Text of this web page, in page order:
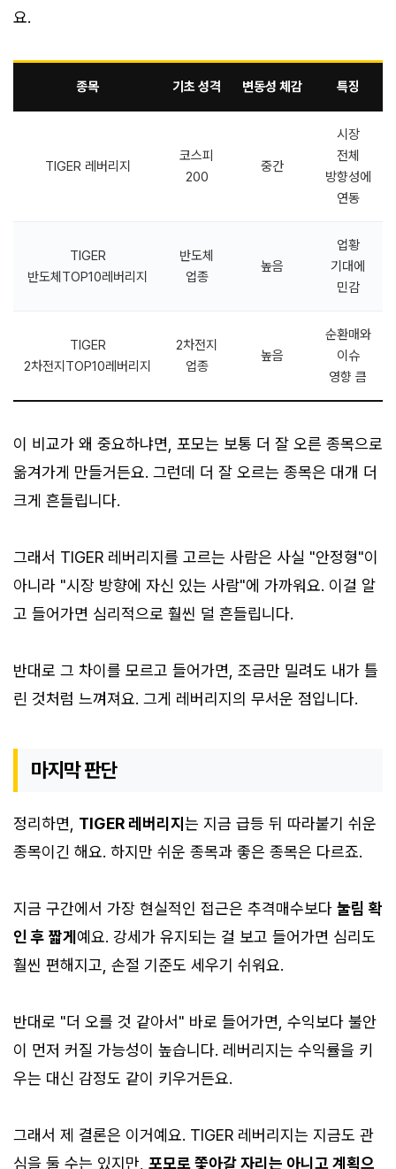
요.
종목 기초 성격 변동성 체감 특징
TIGER 레버리지
코스피
200
중간
시장
전체
방향성에
연동
TIGER
반도체TOP10레버리지
반도체
업종
높음
업황
기대에
민감
TIGER
2차전지TOP10레버리지
2차전지
업종
높음
순환매와
이슈
영향 큼
이 비교가 왜 중요하냐면, 포모는 보통 더 잘 오른 종목으로
옮겨가게 만들거든요. 그런데 더 잘 오르는 종목은 대개 더
크게 흔들립니다.
그래서 TIGER 레버리지를 고르는 사람은 사실 "안정형"이
아니라 "시장 방향에 자신 있는 사람"에 가까워요. 이걸 알
고 들어가면 심리적으로 훨씬 덜 흔들립니다.
반대로 그 차이를 모르고 들어가면, 조금만 밀려도 내가 틀
린 것처럼 느껴져요. 그게 레버리지의 무서운 점입니다.
마지막 판단
정리하면, TIGER 레버리지 는 지금 급등 뒤 따라붙기 쉬운
종목이긴 해요. 하지만 쉬운 종목과 좋은 종목은 다르죠.
지금 구간에서 가장 현실적인 접근은 추격매수보다 눌림 확
인 후 짧게 예요. 강세가 유지되는 걸 보고 들어가면 심리도
훨씬 편해지고, 손절 기준도 세우기 쉬워요.
반대로 "더 오를 것 같아서" 바로 들어가면, 수익보다 불안
이 먼저 커질 가능성이 높습니다. 레버리지는 수익률을 키
우는 대신 감정도 같이 키우거든요.
그래서 제 결론은 이거예요. TIGER 레버리지는 지금도 관
심을 둘 수는 있지만, 포모로 쫓아갈 자리는 아니고 계획으